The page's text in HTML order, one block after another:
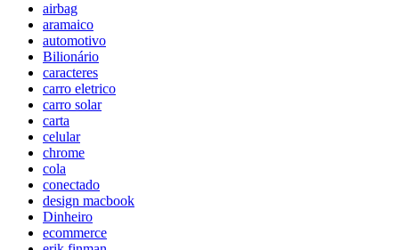
airbag
aramaico
automotivo
Bilionário
caracteres
carro eletrico
carro solar
carta
celular
chrome
cola
conectado
design macbook
Dinheiro
ecommerce